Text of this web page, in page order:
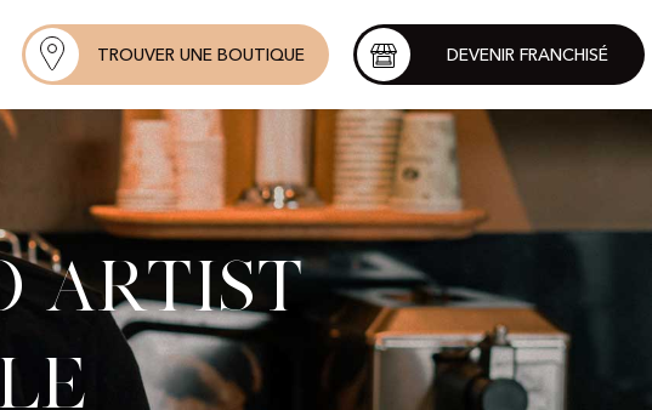
TROUVER UNE BOUTIQUE DEVENIR FRANCHISÉ
Artist